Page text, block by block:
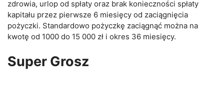
zdrowia, urlop od spłaty oraz brak konieczności spłaty
kapitału przez pierwsze 6 miesięcy od zaciągnięcia
pożyczki. Standardowo pożyczkę zaciągnąć można na
kwotę od 1000 do 15 000 zł i okres 36 miesięcy.
Super Grosz